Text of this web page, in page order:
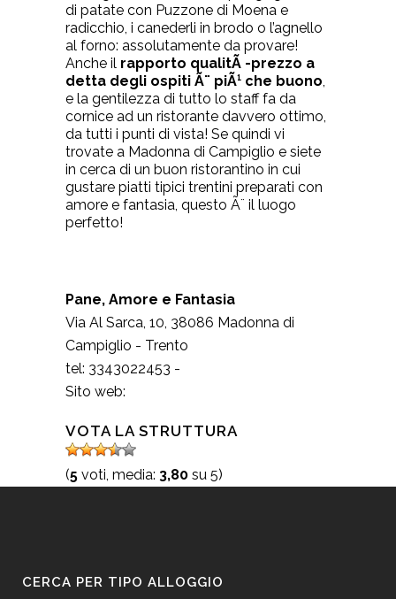
di patate con Puzzone di Moena e
radicchio, i canederli in brodo o l’agnello
al forno: assolutamente da provare!
Anche il rapporto qualitÃ -prezzo a
detta degli ospiti Ã¨ piÃ¹ che buono
e la gentilezza di tutto lo staff fa da
cornice ad un ristorante davvero ottimo,
da tutti i punti di vista! Se quindi vi
trovate a Madonna di Campiglio e siete
in cerca di un buon ristorantino in cui
gustare piatti tipici trentini preparati con
amore e fantasia, questo Ã¨ il luogo
perfetto!
Pane, Amore e Fantasia
Via Al Sarca, 10 38086 Madonna di
Campiglio - Trento
tel: 3343022453 -
Sito web:
VOTA LA STRUTTURA
(5 voti, media: 3,80 su 5)
CERCA PER TIPO ALLOGGIO